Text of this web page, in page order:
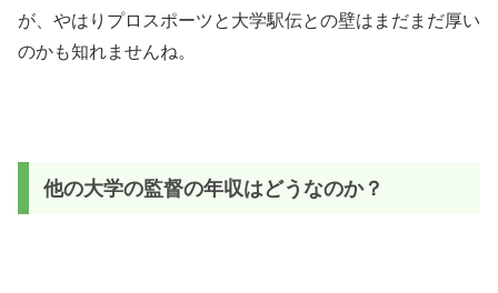
が、やはりプロスポーツと大学駅伝との壁はまだまだ厚い
のかも知れませんね。
他の大学の監督の年収はどうなのか？